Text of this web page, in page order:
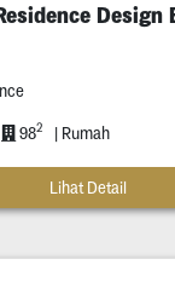
Design
982 | Rumah
Lihat Detail